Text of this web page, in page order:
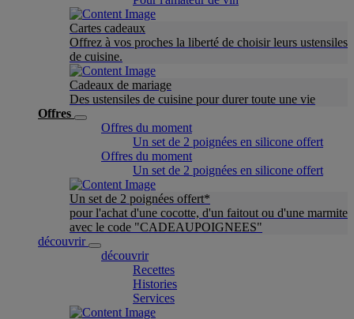
Cartes cadeaux
Offrez à vos proches la liberté de choisir leurs ustensiles
de cuisine.
Cadeaux de mariage
Des ustensiles de cuisine pour durer toute une vie
Offres
Offres du moment
Un set de 2 poignées en silicone offert
Offres du moment
Un set de 2 poignées en silicone offert
Un set de 2 poignées offert*
pour l'achat d'une cocotte, d'un faitout ou d'une marmite
avec le code "CADEAUPOIGNEES"
découvrir
découvrir
Recettes
Histories
Services